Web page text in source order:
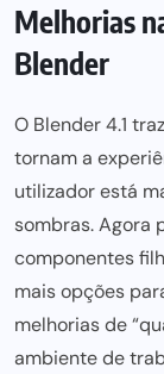
Melhorias
Blender
O Blender 4.1
tornam a
utilizadorestá
sombras. Agora
componentes
mais opções
melhorias de
ambiente de